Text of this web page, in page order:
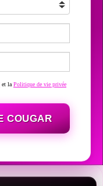
et la Politique de vie privée
COUGAR